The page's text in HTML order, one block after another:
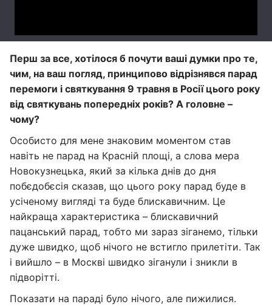
Перш за все, хотілося б почути ваші думки про те,
чим, на ваш погляд, принципово відрізнявся парад
перемоги і святкування 9 травня в Росії цього року
від святкувань попередніх років? А головне –
чому?
Особисто для мене знаковим моментом став
навіть не парад на Красній площі, а слова мера
Новокузнецька, який за кілька днів до дня
побєдобєсія сказав, що цього року парад буде в
усіченому вигляді та буде блискавичним. Це
найкраща характеристика – блискавичний
пацанський парад, тобто ми зараз зіганемо, тільки
дуже швидко, щоб нічого не встигло прилетіти. Так
і вийшло – в Москві швидко зіганули і зникли в
підворітті.
Показати на параді було нічого, але пижилися.